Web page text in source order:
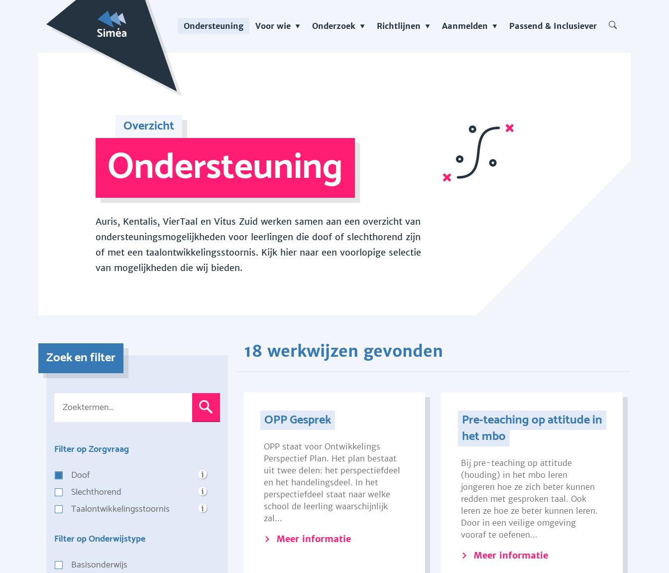
Ondersteuning Voor wie Onderzoek Richtlijnen Aanmelden Passend & Inclusiever
Overzicht
Ondersteuning
Auris, Kentalis, VierTaal en Vitus Zuid werken samen aan een overzicht van
ondersteuningsmogelijkheden voor leerlingen die doof of slechthorend zijn
of met een taalontwikkelingsstoornis. Kijk hier naar een voorlopige selectie
van mogelijkheden die wij bieden.
Zoek en filter
Filter op Zorgvraag
Doof
Slechthorend
Taalontwikkelingsstoornis
Filter op Onderwijstype
Basisonderwijs
18 werkwijzen gevonden
OPP Gesprek
OPP staat voor Ontwikkelings
Perspectief Plan. Het plan bestaat
uit twee delen: het perspectiefdeel
en het handelingsdeel. In het
perspectiefdeel staat naar welke
school de leerling waarschijnlijk
zal...
Meer informatie
Pre-teaching op attitude in
het mbo
Bij pre-teaching op attitude
(houding) in het mbo leren
jongeren hoe ze zich beter kunnen
redden met gesproken taal. Ook
leren ze hoe ze beter kunnen leren.
Door in een veilige omgeving
vooraf te oefenen...
Meer informatie